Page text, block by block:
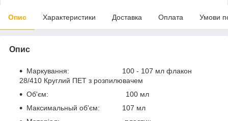
Опис Характеристики Доставка Оплата Умови
Опис
Маркування: 100 - 107 мл флакон
28/410 Круглий ПЕТ з розпилювачем
Об'єм: 100 мл
Максимальный об'єм: 107 мл